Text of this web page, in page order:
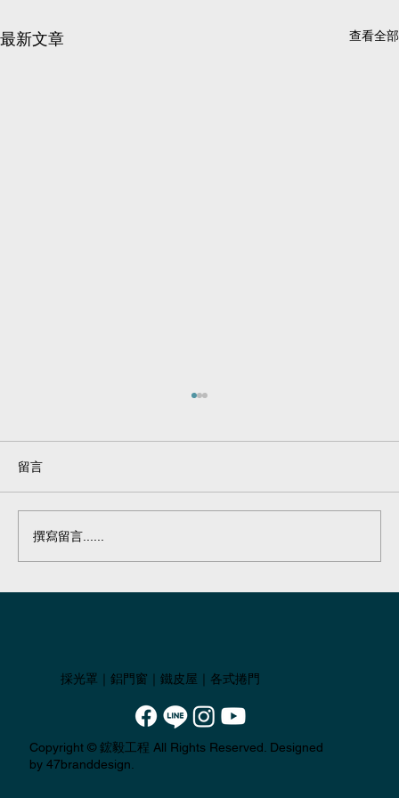
最新文章 查看全部
留言
撰寫留言......
採光罩｜鋁門窗｜鐵皮屋｜各式捲門
Copyright ©鋐毅工程 All Rights Reserved. Designed
by 47branddesign.